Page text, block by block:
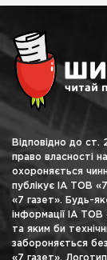
Відповідно до ст.
право власності
охороняється
публікує ІА ТОВ
«7 газет». Будь-
інформації ІА
та яким би
забороняється
«7 газет».